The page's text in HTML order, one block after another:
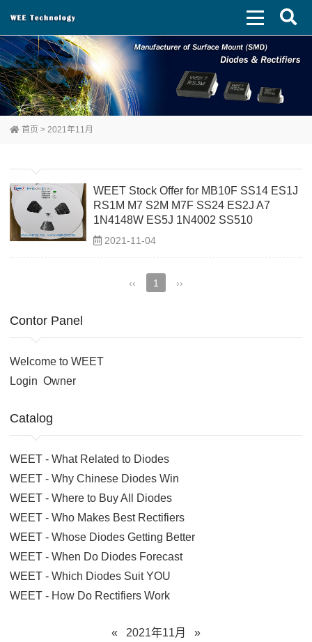
首页 > 2021年11月
WEET Stock Offer for MB10F SS14 ES1J
RS1M M7 S2M M7F SS24 ES2J A7
1N4148W ES5J 1N4002 SS510
2021-11-04
‹‹ 1 ››
Contor Panel
Welcome to WEET
Login Owner
Catalog
WEET - What Related to Diodes
WEET - Why Chinese Diodes Win
WEET - Where to Buy All Diodes
WEET - Who Makes Best Rectifiers
WEET - Whose Diodes Getting Better
WEET - When Do Diodes Forecast
WEET - Which Diodes Suit YOU
WEET - How Do Rectifiers Work
« 2021年11月 »